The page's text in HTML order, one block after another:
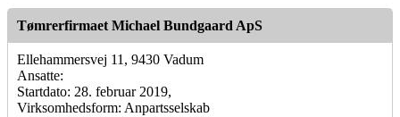
Tømrerfirmaet Michael Bundgaard ApS
Ellehammersvej 11, 9430 Vadum
Ansatte:
Startdato: 28. februar 2019,
Virksomhedsform: Anpartsselskab